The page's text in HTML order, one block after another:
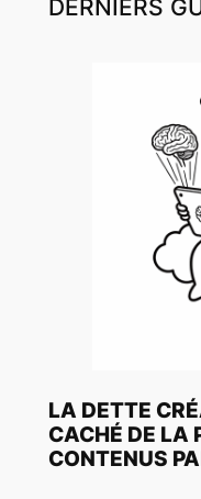
DERNIERS
LA DETTE
CACHÉ DE LA
CONTENUS